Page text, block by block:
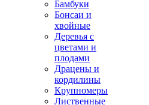
Бамбуки
Бонсаи и
хвойные
Деревья с
цветами и
плодами
Драцены и
кордилины
Крупномеры
Лиственные